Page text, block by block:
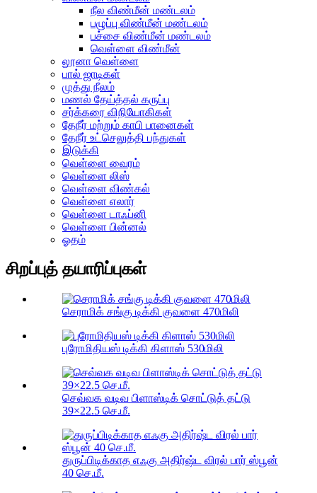
நீல விண்மீன் மண்டலம்
பழுப்பு விண்மீன் மண்டலம்
பச்சை விண்மீன் மண்டலம்
வெள்ளை விண்மீன்
லூனா வெள்ளை
பால் ஜாடிகள்
முத்து நீலம்
மணல் தேய்த்தல் கருப்பு
சர்க்கரை விநியோகிகள்
தேநீர் மற்றும் காபி பானைகள்
தேநீர் உட்செலுத்தி பந்துகள்
இடுக்கி
வெள்ளை வைரம்
வெள்ளை லிஸ்
வெள்ளை விண்கல்
வெள்ளை எலார்
வெள்ளை டாஃப்னி
வெள்ளை பின்னல்
ஓதம்
சிறப்புத் தயாரிப்புகள்
செராமிக் சங்கு டிக்கி குவளை 470மிலி
புரோமிதியஸ் டிக்கி கிளாஸ் 530மிலி
செவ்வக வடிவ பிளாஸ்டிக் சொட்டுத் தட்டு
39×22.5 செ.மீ.
துருப்பிடிக்காத எஃகு அதிர்ஷ்ட விரல் பார் ஸ்பூன்
40 செ.மீ.